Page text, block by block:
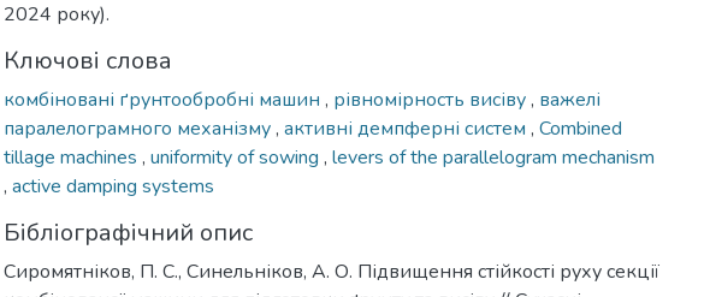
2024 року).
Ключові слова
комбіновані ґрунтообробні машин , рівномірность висіву, важелі
паралелограмного механізму, активні демпферні систем , Combined
tillage machines , uniformity of sowing , levers of the parallelogram mechanism
, active damping systems
Бібліографічний опис
Сиромятніков, П. С., Синельніков, А. О. Підвищення стійкості руху секції